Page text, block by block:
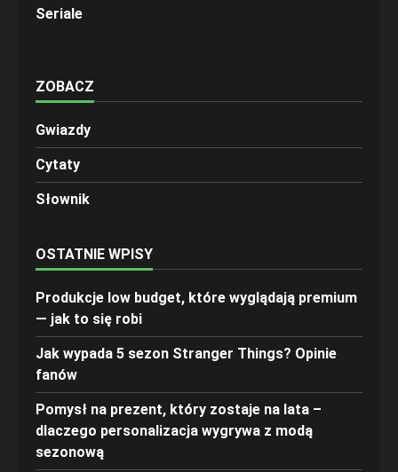
Seriale
ZOBACZ
Gwiazdy
Cytaty
Słownik
OSTATNIE WPISY
Produkcje low budget, które wyglądają premium
— jak to się robi
Jak wypada 5 sezon Stranger Things? Opinie
fanów
Pomysł na prezent, który zostaje na lata –
dlaczego personalizacja wygrywa z modą
sezonową